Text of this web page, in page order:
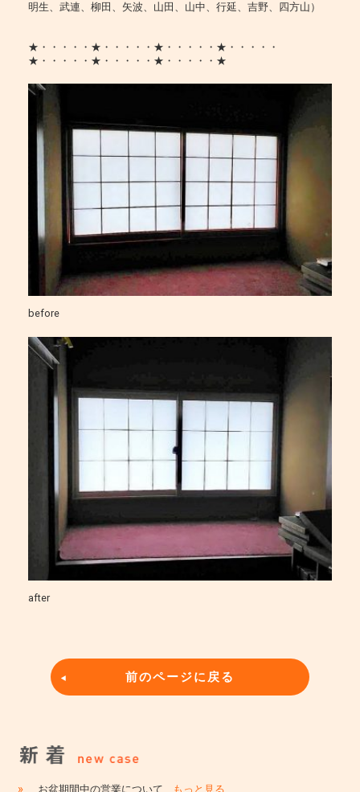
明生、武連、柳田、矢波、山田、山中、行延、吉野、四方山）
★・・・・・★・・・・・★・・・・・★・・・・・
★・・・・・★・・・・・★・・・・・★
before
after
前のページに戻る
» お盆期間中の営業について …もっと見る